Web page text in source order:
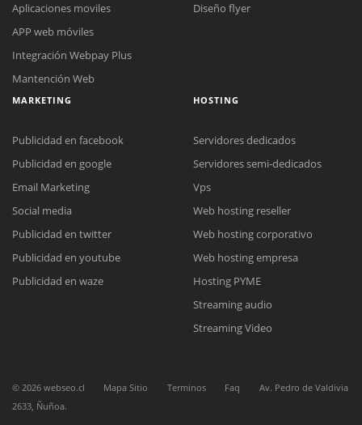
Reunión online
Nuestros ejecutivos le enviarán un correo electrónico con el enlace a
Meet para la reunión online.
Cotización
Chat Online
Todos nuestros ejecutivos están fuera de línea. Complete el formulario
Aplicaciones moviles
APP web móviles
Integración Webpay Plus
Mantención Web
Diseño flyer
MARKETING
Publicidad en facebook
Publicidad en google
Email Marketing
Social media
Publicidad en twitter
Publicidad en youtube
Publicidad en waze
HOSTING
Servidores dedicados
Servidores semi-dedicados
Vps
Web hosting reseller
Web hosting corporativo
Web hosting empresa
Hosting PYME
Streaming audio
Streaming Video
© 2026 webseo.cl Mapa Sitio Terminos Faq
Av. Pedro de Valdivia
2633, Ñuñoa.